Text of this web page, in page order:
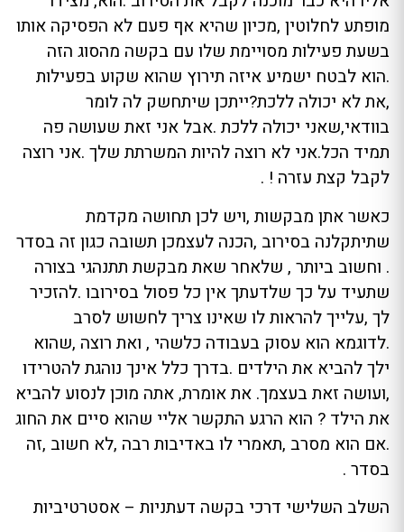
מופתע לחלוטין ,מכיון שהיא אף פעם לא הפסיקה אותו
בשעת פעילות מסויימת שלו עם בקשה מהסוג הזה
.הוא לבטח ישמיע איזה תירוץ שהוא שקוע בפעילות
,את לא יכולה ללכת?ייתכן שיתחשק לה לומר
בוודאי,שאני יכולה ללכת .אבל אני זאת שעושה פה
תמיד הכל.אני לא רוצה להיות המשרתת שלך .אני רוצה
לקבל קצת עזרה ! .
כאשר אתן מבקשות ,ויש לכן תחושה מקדמת
שתיתקלנה בסירוב ,הכנה לעצמכן תשובה כגון זה בסדר
. וחשוב ביותר , שלאחר שאת מבקשת תתנהגי בצורה
שתעיד על כך שלדעתך אין כל פסול בסירובו .להזכיר
לך ,עלייך להראות לו שאינו צריך לחשוש לסרב
.לדוגמא הוא עסוק בעבודה כלשהי , ואת רוצה ,שהוא
ילך להביא את הילדים .בדרך כלל אינך נוהגת להטרידו
,ועושה זאת בעצמך. את אומרת, אתה מוכן לנסוע להביא
את הילד ? הוא הרגע התקשר אליי שהוא סיים את החוג
.אם הוא מסרב ,תאמרי לו באדיבות רבה ,לא חשוב ,זה
בסדר .
השלב השלישי דרכי בקשה דעתניות – אסטרטיביות